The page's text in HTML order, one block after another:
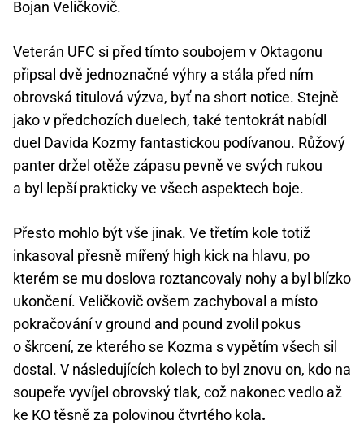
Bojan Veličkovič.
Veterán UFC si před tímto soubojem v Oktagonu
připsal dvě jednoznačné výhry a stála před ním
obrovská titulová výzva, byť na short notice. Stejně
jako v předchozích duelech, také tentokrát nabídl
duel Davida Kozmy fantastickou podívanou. Růžový
panter držel otěže zápasu pevně ve svých rukou
a byl lepší prakticky ve všech aspektech boje.
Přesto mohlo být vše jinak. Ve třetím kole totiž
inkasoval přesně mířený high kick na hlavu, po
kterém se mu doslova roztancovaly nohy a byl blízko
ukončení. Veličkovič ovšem zachyboval a místo
pokračování v ground and pound zvolil pokus
o škrcení, ze kterého se Kozma s vypětím všech sil
dostal. V následujících kolech to byl znovu on, kdo na
soupeře vyvíjel obrovský tlak, což nakonec vedlo až
ke KO těsně za polovinou čtvrtého kola.